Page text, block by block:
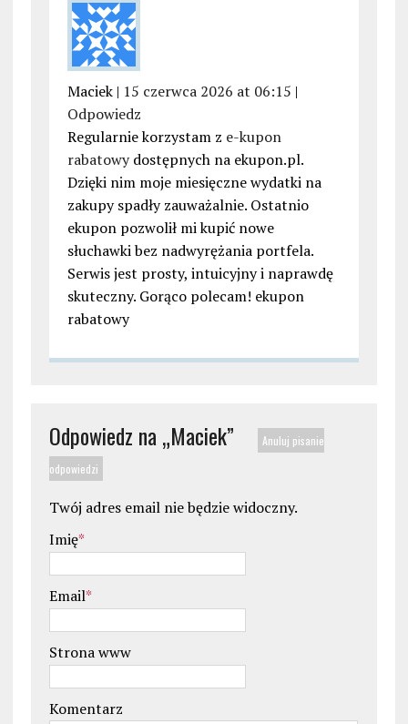
Maciek | 15 czerwca 2026 at 06:15 |
Odpowiedz
Regularnie korzystam z e-kupon
rabatowydostępnych na ekupon.pl.
Dzięki nim moje miesięczne wydatki na
zakupy spadły zauważalnie. Ostatnio
ekupon pozwolił mi kupić nowe
słuchawki bez nadwyrężania portfela.
Serwis jest prosty, intuicyjny i naprawdę
skuteczny. Gorąco polecam! ekupon
rabatowy
Odpowiedz na „Maciek”
Anuluj pisanie
odpowiedzi
Twój adres email nie będzie widoczny.
Imię*
Email*
Strona www
Komentarz